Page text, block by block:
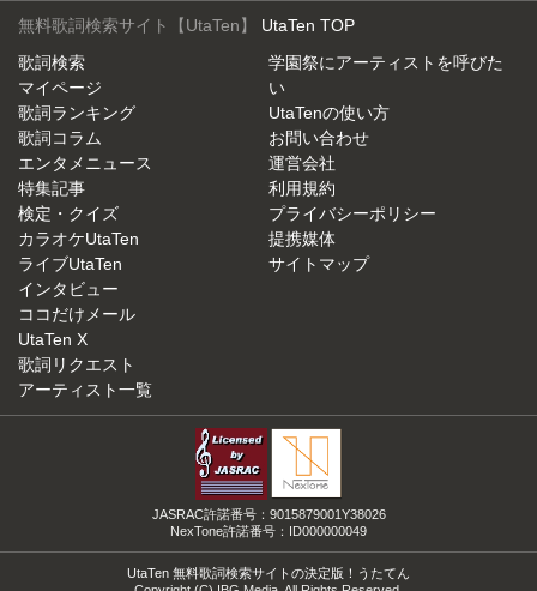
無料歌詞検索サイト【UtaTen】 UtaTen TOP
歌詞検索
マイページ
歌詞ランキング
歌詞コラム
エンタメニュース
特集記事
検定・クイズ
カラオケUtaTen
ライブUtaTen
インタビュー
ココだけメール
UtaTen X
歌詞リクエスト
アーティスト一覧
学園祭にアーティストを呼びた
い
UtaTenの使い方
お問い合わせ
運営会社
利用規約
プライバシーポリシー
提携媒体
サイトマップ
JASRAC許諾番号：9015879001Y38026
NexTone許諾番号：ID000000049
UtaTen 無料歌詞検索サイトの決定版！うたてん